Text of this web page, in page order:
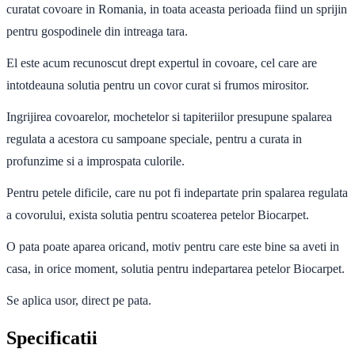
curatat covoare in Romania, in toata aceasta perioada fiind un sprijin
pentru gospodinele din intreaga tara.
El este acum recunoscut drept expertul in covoare, cel care are
intotdeauna solutia pentru un covor curat si frumos mirositor.
Ingrijirea covoarelor, mochetelor si tapiteriilor presupune spalarea
regulata a acestora cu sampoane speciale, pentru a curata in
profunzime si a improspata culorile.
Pentru petele dificile, care nu pot fi indepartate prin spalarea regulata
a covorului, exista solutia pentru scoaterea petelor Biocarpet.
O pata poate aparea oricand, motiv pentru care este bine sa aveti in
casa, in orice moment, solutia pentru indepartarea petelorBiocarpet.
Se aplica usor, direct pe pata.
Specificatii